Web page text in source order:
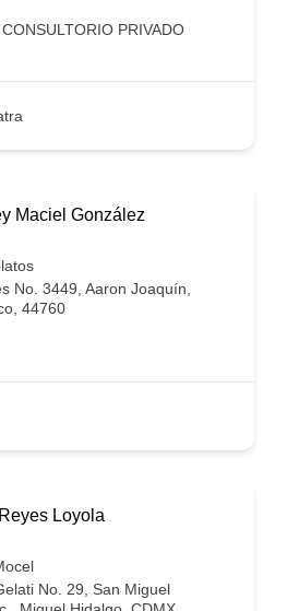
PRIVADO
Maciel González
No. 3449, Aaron Joaquín,
44760
Loyola
No. 29, San Miguel